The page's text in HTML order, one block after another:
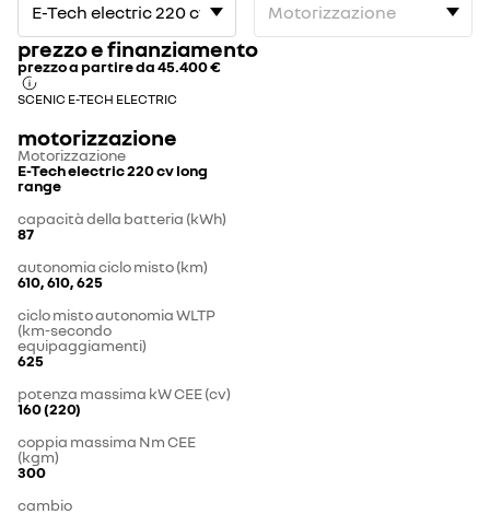
prezzo e finanziamento
prezzo a partire da45.400 €
SCENIC E-TECH ELECTRIC
motorizzazione
Motorizzazione
E-Tech electric 220 cv long
range
capacità della batteria (kWh)
87
autonomia ciclo misto (km)
610, 610, 625
ciclo misto autonomia WLTP
(km-secondo
equipaggiamenti)
625
potenza massima kW CEE (cv)
160 (220)
coppia massima Nm CEE
(kgm)
300
cambio